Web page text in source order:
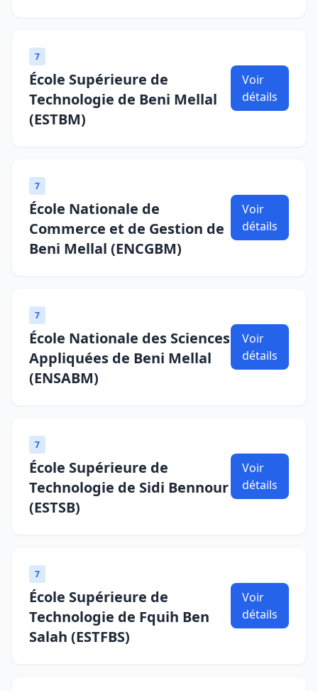
7
École Supérieure de
Technologie de Beni Mellal
(ESTBM)
Voir
détails
7
École Nationale de
Commerce et de Gestion de
Beni Mellal (ENCGBM)
Voir
détails
7
École Nationale des Sciences
Appliquées de Beni Mellal
(ENSABM)
Voir
détails
7
École Supérieure de
Technologie de Sidi Bennour
(ESTSB)
Voir
détails
7
École Supérieure de
Technologie de Fquih Ben
Salah (ESTFBS)
Voir
détails